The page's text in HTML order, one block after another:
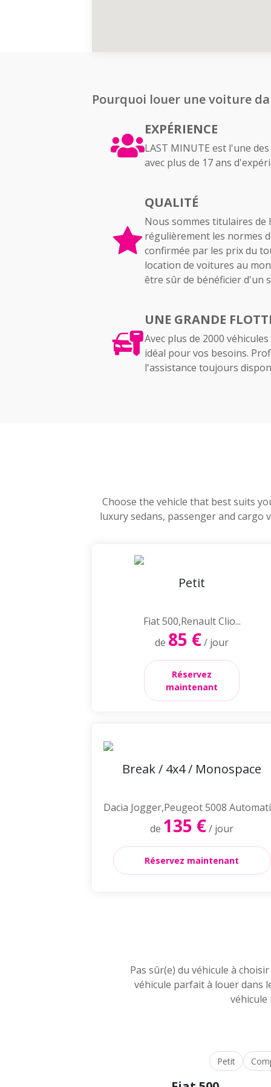
Pourquoi louer une voiture
EXPÉRIENCE
LAST MINUTE est l'une
avec plus de 17 ans
QUALITÉ
Nous sommes titulaires de
régulièrement les normes
confirmée par les prix du
location de voitures au
être sûr de bénéficier d'un
UNE GRANDE
Avec plus de 2000
idéal pour vos besoins.
l'assistance toujours
Choose the vehicle that best suits
luxury sedans, passenger and cargo
Petit
Fiat 500,Renault Clio...
de 85 €/ jour
Réservez
maintenant
Break / 4x4 / Monospace
Dacia Jogger,Peugeot 5008
de 135 €/ jour
Réservez maintenant
Pas sûr(e) du véhicule à
véhicule parfait à louer dans
véhicule
Petit